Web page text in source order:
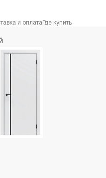
и оплата Где купить